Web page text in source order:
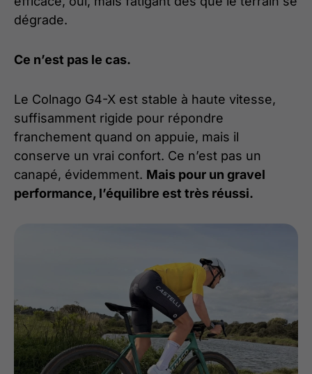
dégrade.
Ce n’est pas le cas.
Le Colnago G4-X est stable à haute vitesse,
suffisamment rigide pour répondre
franchement quand on appuie, mais il
conserve un vrai confort. Ce n’est pas un
canapé, évidemment. Mais pour un gravel
performance, l’équilibre est très réussi.